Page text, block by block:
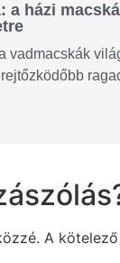
a házi
vadmacskák
A